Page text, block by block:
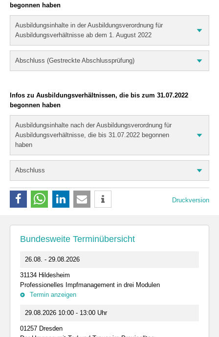
begonnen haben
Ausbildungsinhalte in der Ausbildungsverordnung für
Ausbildungsverhältnisse ab dem 1. August 2022
Abschluss (Gestreckte Abschlussprüfung)
Infos zu Ausbildungsverhältnissen, die bis zum 31.07.2022
begonnen haben
Ausbildungsinhalte nach der Ausbildungsverordnung für
Ausbildungsverhältnisse, die bis 31.07.2022 begonnen
haben
Abschluss
Druckversion
Bundesweite Terminübersicht
26.08. - 29.08.2026
31134 Hildesheim
Professionelles Impfmanagement in drei Modulen
Termin anzeigen
29.08.2026 10:00 - 13:00 Uhr
01257 Dresden